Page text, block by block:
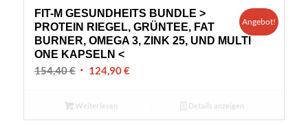
FIT-M GESUNDHEITS BUNDLE >
PROTEIN RIEGEL, GRÜNTEE, FAT
BURNER, OMEGA 3, ZINK 25, UND MULTI
ONE KAPSELN <
154,40€ Ursprünglicher
war:
154,40 €
124,90€Aktueller
124,90 €.
Angebot!
Weiterlesen Details anzeigen